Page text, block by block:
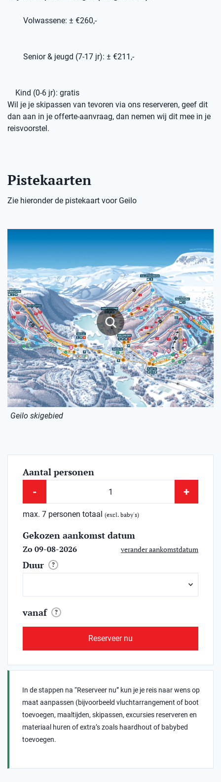
Volwassene: ± €260,-
Senior & jeugd (7-17 jr): ± €211,-
Kind (0-6 jr): gratis
Wil je je skipassen van tevoren via ons reserveren, geef dit
dan aan in je offerte-aanvraag, dan nemen wij dit mee in je
reisvoorstel.
Pistekaarten
Zie hieronder de pistekaart voor Geilo
Geilo skigebied
Aantal personen
- +
max. 7 personen totaal (excl. baby's)
Gekozen aankomst datum
Zo 09-08-2026 verander aankomstdatum
Duur ?
vanaf ?
Reserveer nu
In de stappen na “Reserveer nu” kun je je reis naar wens op
maat aanpassen (bijvoorbeeld vluchtarrangement of boot
toevoegen, maaltijden, skipassen, excursies reserveren en
materiaal huren of extra’s zoals haardhout of babybed
toevoegen.